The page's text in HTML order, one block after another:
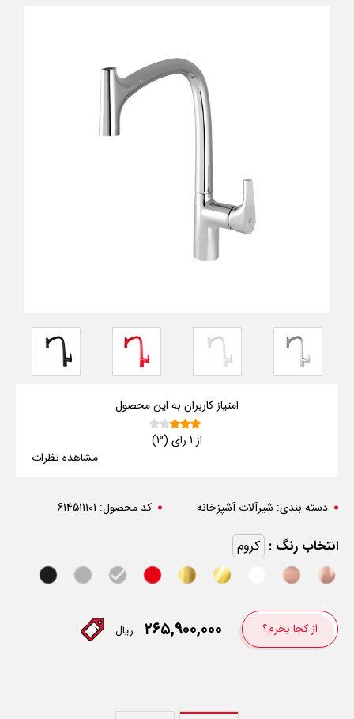
امتیاز کاربران به این محصول
از 1 رای (3)
مشاهده نظرات
دسته بندی: شیرآلات آشپزخانه کد محصول: 614511101
انتخاب رنگ : کروم
از کجا بخرم؟ ۲۶۵,۹۰۰,۰۰۰ ریال